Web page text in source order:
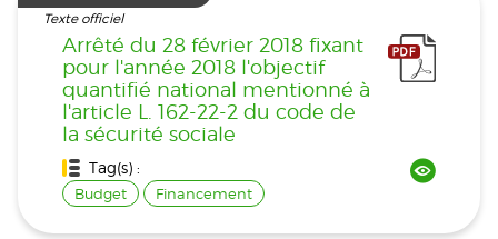
Texte officiel
Arrêté du 28 février 2018 fixant
pour l'année 2018 l'objectif
quantifié national mentionné à
l'article L. 162-22-2 du code de
la sécurité sociale
Tag(s) :
Budget Financement